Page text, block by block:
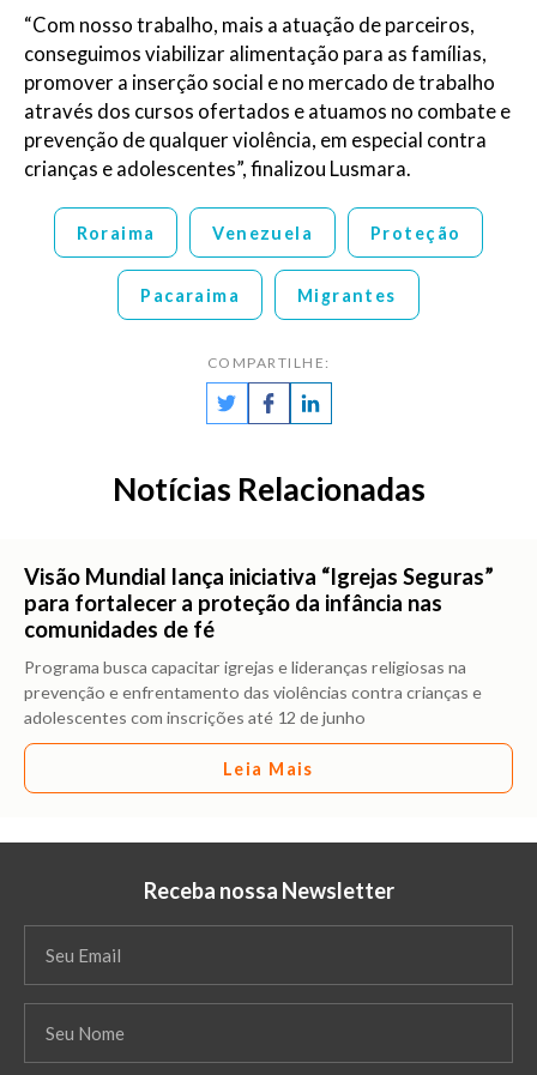
“Com nosso trabalho, mais a atuação de parceiros,
conseguimos viabilizar alimentação para as famílias,
promover a inserção social e no mercado de trabalho
através dos cursos ofertados e atuamos no combate e
prevenção de qualquer violência, em especial contra
crianças e adolescentes”, finalizou Lusmara.
Roraima Venezuela Proteção
Pacaraima Migrantes
COMPARTILHE:
Notícias Relacionadas
Visão Mundial lança iniciativa “Igrejas Seguras”
para fortalecer a proteção da infância nas
comunidades de fé
Programa busca capacitar igrejas e lideranças religiosas na
prevenção e enfrentamento das violências contra crianças e
adolescentes com inscrições até 12 de junho
Leia Mais
Receba nossa Newsletter